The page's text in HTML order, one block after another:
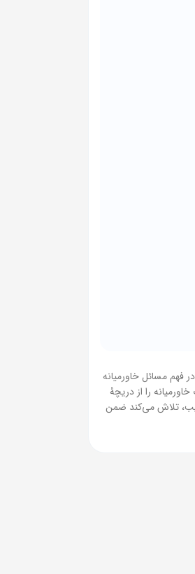
فهم مسائل خاورمیانه
را از دریچۀ
تلاش می‌کند ضمن